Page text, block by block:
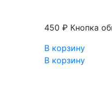
450 ₽ Кнопка
В корзину
В корзину